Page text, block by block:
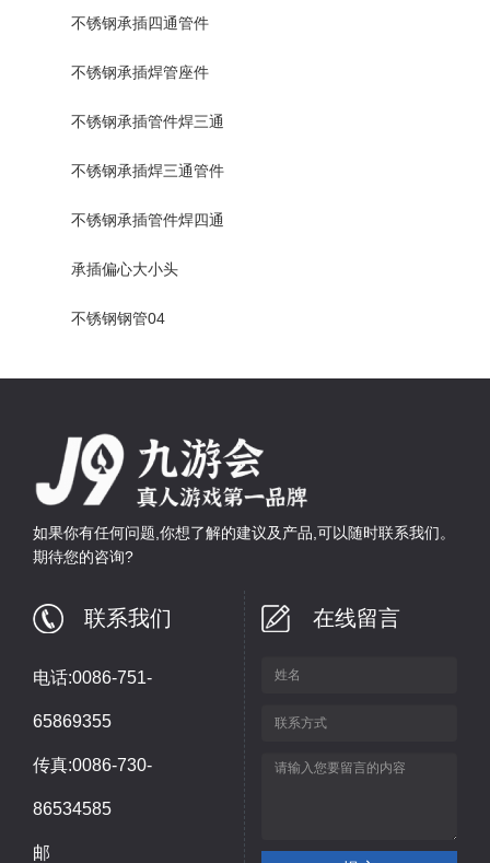
不锈钢承插四通管件
不锈钢承插焊管座件
不锈钢承插管件焊三通
不锈钢承插焊三通管件
不锈钢承插管件焊四通
承插偏心大小头
不锈钢钢管04
如果你有任何问题,你想了解的建议及产品,可以随时联系我们。
期待您的咨询?
联系我们
电话:0086-751-
65869355
传真:0086-730-
86534585
邮
在线留言